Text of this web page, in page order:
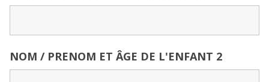
NOM / PRENOM ET ÂGE DE L'ENFANT 2